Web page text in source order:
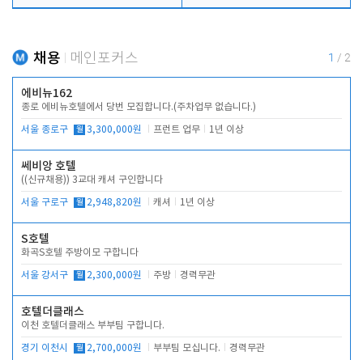
채용 메인포커스 1 / 2
에비뉴162
종로 에비뉴호텔에서 당번 모집합니다.(주차업무 없습니다.)
서울 종로구 월 3,300,000원 프런트 업무 1년 이상
쎄비앙 호텔
((신규채용)) 3교대 캐셔 구인합니다
서울 구로구 월 2,948,820원 캐셔 1년 이상
S호텔
화곡S호텔 주방이모 구합니다
서울 강서구 월 2,300,000원 주방 경력무관
호텔더클래스
이천 호텔더클래스 부부팀 구합니다.
경기 이천시 월 2,700,000원 부부팀 모십니다. 경력무관